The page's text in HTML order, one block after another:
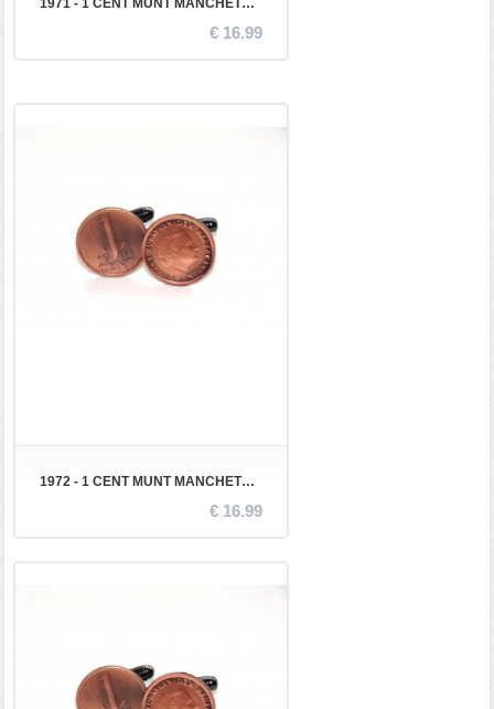
1971 - 1 CENT MUNT MANCHETKNOPEN
€ 16.99
1972 - 1 CENT MUNT MANCHETKNOPEN
€ 16.99